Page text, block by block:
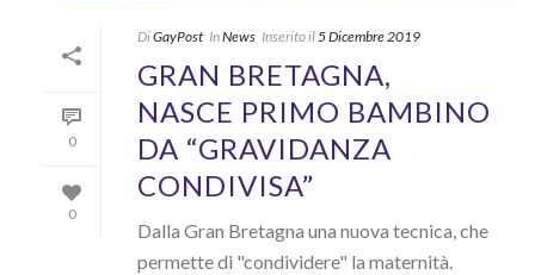
0
0
DiGayPost InNews Inserito il5 Dicembre 2019
GRAN BRETAGNA,
NASCE PRIMO BAMBINO
DA “GRAVIDANZA
CONDIVISA”
Dalla Gran Bretagna una nuova tecnica, che
permette di "condividere" la maternità.